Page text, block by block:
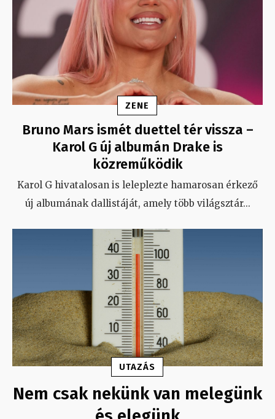
ZENE
Bruno Mars ismét duettel tér vissza –
Karol G új albumán Drake is
közreműködik
Karol G hivatalosan is leleplezte hamarosan érkező
új albumának dallistáját, amely több világsztár...
UTAZÁS
Nem csak nekünk van melegünk